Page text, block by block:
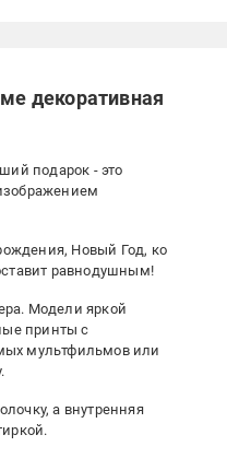
декоративная
подарок - это
Новый Год, ко
равнодушным!
Модели яркой
принты с
мультфильмов или
а внутренняя